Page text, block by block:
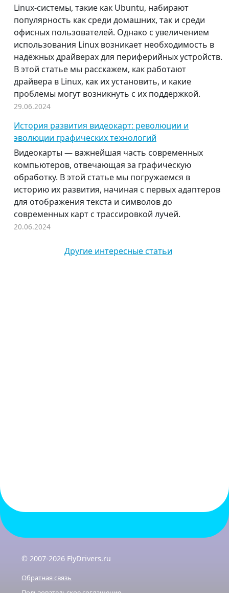
Linux-системы, такие как Ubuntu, набирают
популярность как среди домашних, так и среди
офисных пользователей. Однако с увеличением
использования Linux возникает необходимость в
надёжных драйверах для периферийных устройств.
В этой статье мы расскажем, как работают
драйвера в Linux, как их установить, и какие
проблемы могут возникнуть с их поддержкой.
29.06.2024
История развития видеокарт: революции и
эволюции графических технологий
Видеокарты — важнейшая часть современных
компьютеров, отвечающая за графическую
обработку. В этой статье мы погружаемся в
историю их развития, начиная с первых адаптеров
для отображения текста и символов до
современных карт с трассировкой лучей.
20.06.2024
Другие интересные статьи
© 2007-2026 FlyDrivers.ru
Обратная связь